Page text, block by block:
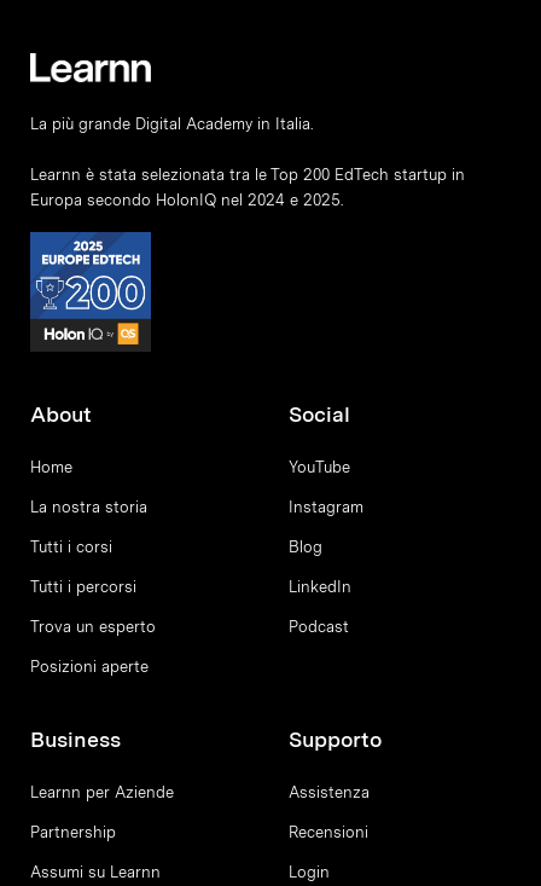
La più grande Digital Academy in Italia.
Learnn è stata selezionata tra le Top 200 EdTech startup in
Europa secondo HolonIQ nel 2024 e 2025.
About
Home
La nostra storia
Tutti i corsi
Tutti i percorsi
Trova un esperto
Posizioni aperte
Social
YouTube
Instagram
Blog
LinkedIn
Podcast
Business
Learnn per Aziende
Partnership
Assumi su Learnn
Supporto
Assistenza
Recensioni
Login